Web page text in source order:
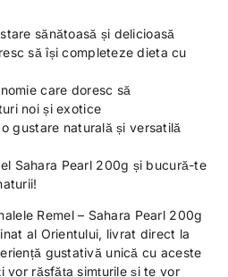
sănătoasă și delicioasă
să își completeze dieta cu
care doresc să
noi și exotice
gustare naturală și versatilă
Sahara Pearl 200g și bucură-te
Remel – Sahara Pearl 200g
al Orientului, livrat direct la
gustativă unică cu aceste
vor răsfăța simțurile și te vor